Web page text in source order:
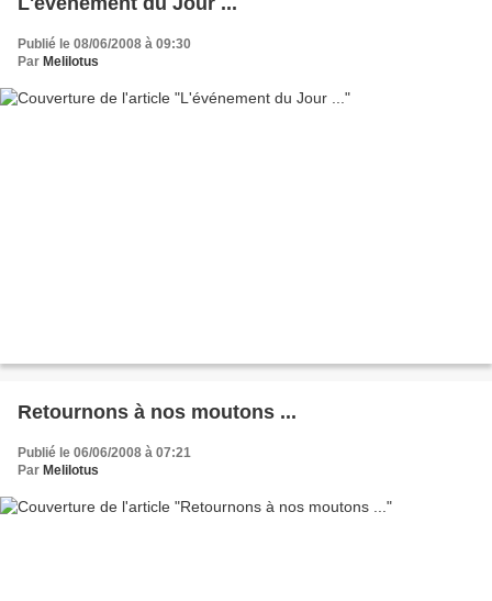
Publié le 08/06/2008 à 09:30
Par Melilotus
Retournons à nos moutons ...
Publié le 06/06/2008 à 07:21
Par Melilotus